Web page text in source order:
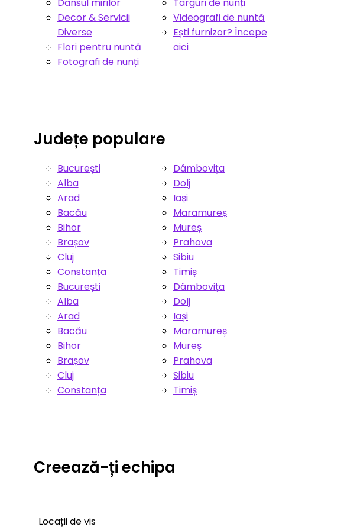
Dansul mirilor
Decor & Servicii
Diverse
Flori pentru nuntă
Fotografi de nunți
Târguri de nunți
Videografi de nuntă
Ești furnizor? Începe
aici
Județe populare
București
Alba
Arad
Bacău
Bihor
Brașov
Cluj
Constanța
Dâmbovița
Dolj
Iași
Maramureș
Mureș
Prahova
Sibiu
Timiș
București
Alba
Arad
Bacău
Bihor
Brașov
Cluj
Constanța
Dâmbovița
Dolj
Iași
Maramureș
Mureș
Prahova
Sibiu
Timiș
Creează-ți echipa
Locații de vis